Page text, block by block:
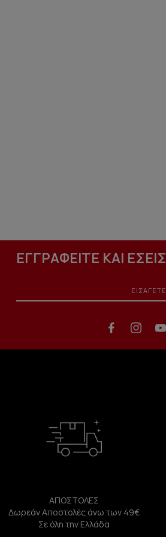
ΕΓΓΡΑΦΕΙΤΕ ΚΑΙ
ΑΠΟΣΤΟΛΕΣ
Δωρεάν Αποστολές άνω των 49€
Σε όλη την Ελλάδα